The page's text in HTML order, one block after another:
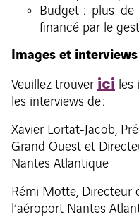
Budget : plus
financé par le
Images et interviews
Veuillez trouver ici les
les interviews de :
Xavier Lortat-Jacob,
Grand Ouest et
Nantes Atlantique
Rémi Motte, Directeur
l’aéroport Nantes